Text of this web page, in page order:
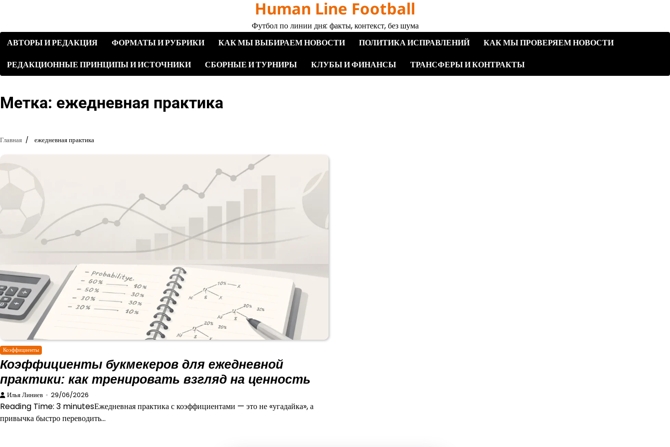
содержимому
Human Line Football
Футбол по линии дня: факты, контекст, без шума
АВТОРЫ И РЕДАКЦИЯ
ФОРМАТЫ И РУБРИКИ КАК МЫ ВЫБИРАЕМ НОВОСТИ ПОЛИТИКА ИСПРАВЛЕНИЙ
КАК МЫ ПРОВЕРЯЕМ НОВОСТИ
РЕДАКЦИОННЫЕ ПРИНЦИПЫ И ИСТОЧНИКИ
СБОРНЫЕ И ТУРНИРЫ КЛУБЫ И ФИНАНСЫ ТРАНСФЕРЫ И КОНТРАКТЫ
Метка: ежедневная практика
Главная ежедневная практика
Коэффициенты
Коэффициенты букмекеров для ежедневной
практики: как тренировать взгляд на ценность
Илья Линиев 29/06/2026
Reading Time: 3 minutesЕжедневная практика с коэффициентами — это не «угадайка», а
привычка быстро переводить…